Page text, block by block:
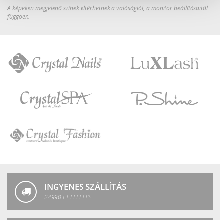
A képeken megjelenő színek eltérhetnek a valóságtól, a monitor beállításaitól
függően.
SPA
INGYENES SZÁLLÍTÁS
24990 FT FELETT*